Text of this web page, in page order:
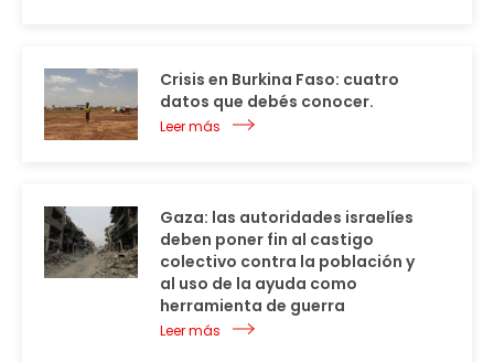
Crisis en Burkina Faso: cuatro
datos que debés conocer.
Leer más
Gaza: las autoridades israelíes
deben poner fin al castigo
colectivo contra la población y
al uso de la ayuda como
herramienta de guerra
Leer más